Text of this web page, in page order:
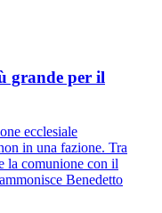
grande per il
ecclesiale
in una fazione. Tra
la comunione con il
Benedetto